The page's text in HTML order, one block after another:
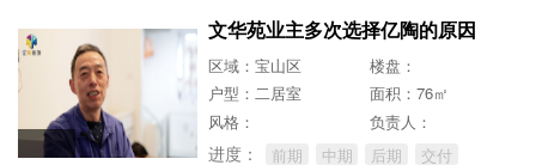
文华苑业主多次选择亿陶的原因
区域：宝山区
楼盘：
户型：二居室
面积：76㎡
风格：
负责人：
进度： 前期 中期 后期 交付